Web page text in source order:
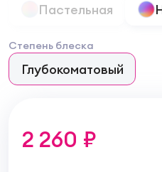
Пастельная
Степень блеска
Глубокоматовый
2 260 ₽